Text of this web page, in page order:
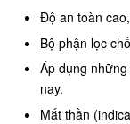
Độ an toàn
Bộ phận lọc
Áp dụng
nay.
Mắt thần